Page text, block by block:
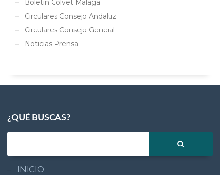
Boletín Colvet Málaga
Circulares Consejo Andaluz
Circulares Consejo General
Noticias Prensa
¿QUÉ BUSCAS?
INICIO